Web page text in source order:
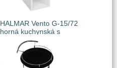
HALMAR Vento G-15/72
horná kuchynská s